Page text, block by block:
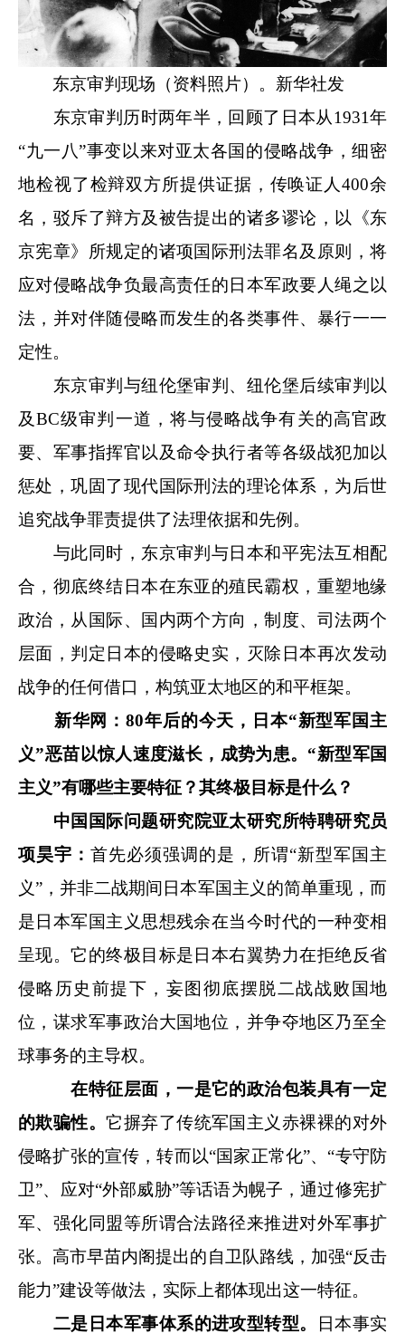
东京审判现场（资料照片）。新华社发
东京审判历时两年半，回顾了日本从1931年
“九一八”事变以来对亚太各国的侵略战争，细密
地检视了检辩双方所提供证据，传唤证人400余
名，驳斥了辩方及被告提出的诸多谬论，以《东
京宪章》所规定的诸项国际刑法罪名及原则，将
应对侵略战争负最高责任的日本军政要人绳之以
法，并对伴随侵略而发生的各类事件、暴行一一
定性。
东京审判与纽伦堡审判、纽伦堡后续审判以
及BC级审判一道，将与侵略战争有关的高官政
要、军事指挥官以及命令执行者等各级战犯加以
惩处，巩固了现代国际刑法的理论体系，为后世
追究战争罪责提供了法理依据和先例。
与此同时，东京审判与日本和平宪法互相配
合，彻底终结日本在东亚的殖民霸权，重塑地缘
政治，从国际、国内两个方向，制度、司法两个
层面，判定日本的侵略史实，灭除日本再次发动
战争的任何借口，构筑亚太地区的和平框架。
新华网：80年后的今天，日本“新型军国主
义”恶苗以惊人速度滋长，成势为患。“新型军国
主义”有哪些主要特征？其终极目标是什么？
中国国际问题研究院亚太研究所特聘研究员
项昊宇： 首先必须强调的是，所谓“新型军国主
义”，并非二战期间日本军国主义的简单重现，而
是日本军国主义思想残余在当今时代的一种变相
呈现。它的终极目标是日本右翼势力在拒绝反省
侵略历史前提下，妄图彻底摆脱二战战败国地
位，谋求军事政治大国地位，并争夺地区乃至全
球事务的主导权。
在特征层面，一是它的政治包装具有一定
的欺骗性。它摒弃了传统军国主义赤裸裸的对外
侵略扩张的宣传，转而以“国家正常化”、“专守防
卫”、应对“外部威胁”等话语为幌子，通过修宪扩
军、强化同盟等所谓合法路径来推进对外军事扩
张。高市早苗内阁提出的自卫队路线，加强“反击
能力”建设等做法，实际上都体现出这一特征。
二是日本军事体系的进攻型转型。
日本事实